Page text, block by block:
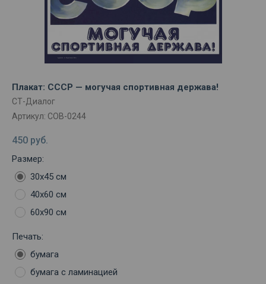
Плакат: СССР — могучая спортивная держава!
СТ-Диалог
Артикул: СОВ-0244
450 руб.
Размер:
30х45 см
40х60 см
60х90 см
Печать:
бумага
бумага с ламинацией